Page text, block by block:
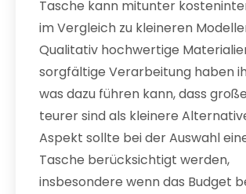
Tasche kann mitunter
im Vergleich zu kleineren
Qualitativ hochwertige
sorgfältige Verarbeitung haben
was dazu führen kann, dass
teurer sind als kleinere
Aspekt sollte bei der Auswahl
Tasche berücksichtigt werden,
insbesondere wenn das Budget